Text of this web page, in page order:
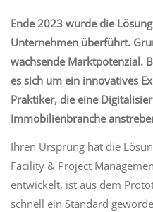
Ende 2023 wurde die
Unternehmen überführt.
wachsende Marktpotenzial.
es sich um ein innovatives
Praktiker, die eine
Immobilienbranche
Ihren Ursprung hat die
Facility & Project
entwickelt, ist aus dem
schnell ein Standard